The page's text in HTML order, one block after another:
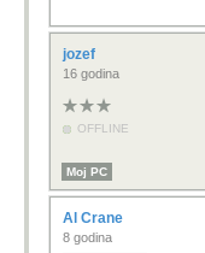
jozef
16 godina
OFFLINE
Moj PC
Al Crane
8 godina